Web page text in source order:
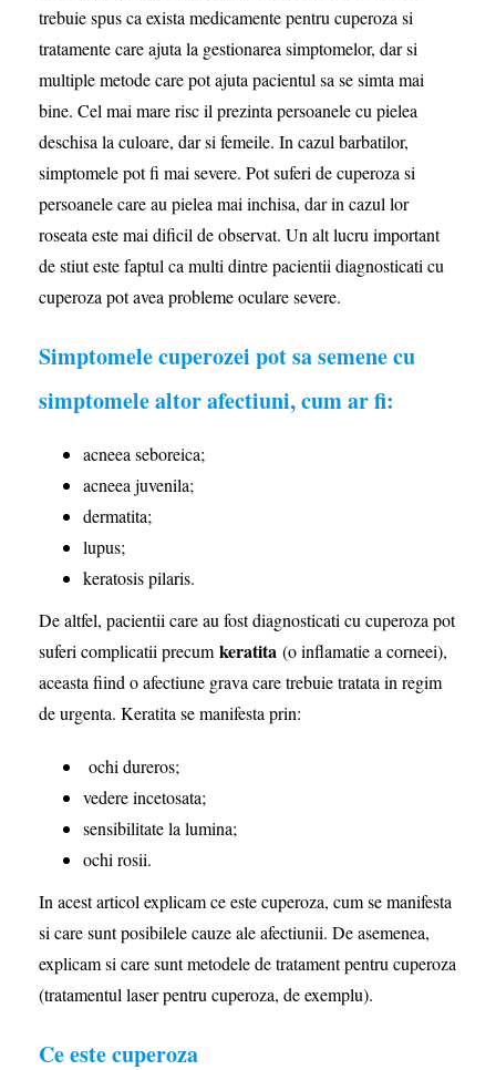
trebuie spus ca exista medicamente pentru cuperoza si
tratamente care ajuta la gestionarea simptomelor, dar si
multiple metode care pot ajuta pacientul sa se simta mai
bine. Cel mai mare risc il prezinta persoanele cu pielea
deschisa la culoare, dar si femeile. In cazul barbatilor,
simptomele pot fi mai severe. Pot suferi de cuperoza si
persoanele care au pielea mai inchisa, dar in cazul lor
roseata este mai dificil de observat. Un alt lucru important
de stiut este faptul ca multi dintre pacientii diagnosticati cu
cuperoza pot avea probleme oculare severe.
Simptomele cuperozei pot sa semene cu
simptomele altor afectiuni, cum ar fi:
acneea seboreica;
acneea juvenila;
dermatita;
lupus;
keratosis pilaris.
De altfel, pacientii care au fost diagnosticati cu cuperoza pot
suferi complicatii precum keratita (o inflamatie a corneei),
aceasta fiind o afectiune grava care trebuie tratata in regim
de urgenta. Keratita se manifesta prin:
ochi dureros;
vedere incetosata;
sensibilitate la lumina;
ochi rosii.
In acest articol explicam ce este cuperoza, cum se manifesta
si care sunt posibilele cauze ale afectiunii. De asemenea,
explicam si care sunt metodele de tratament pentru cuperoza
(tratamentul laser pentru cuperoza, de exemplu).
Ce este cuperoza